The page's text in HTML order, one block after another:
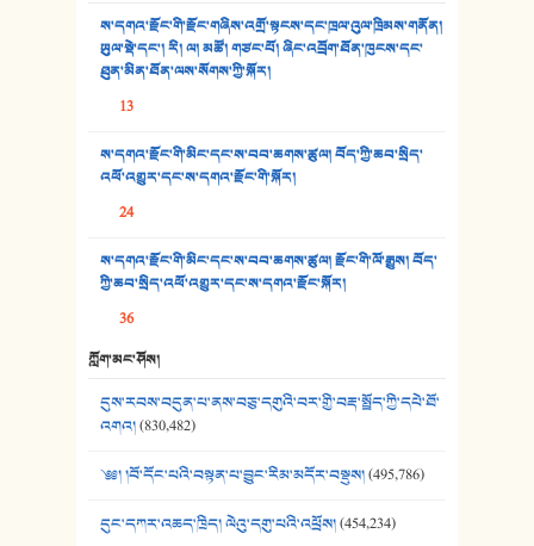
33. འཛོམས་པའི་ལམ།
34. ཉི་མ་སེམས་ལ་ཞོག་དང་། - ཟླ་སྒྲོན།
36. ཟླ་གཞོན་སྙན་དབྱངས། - ཟླ་སྒྲོན།
38. ཡབ་ཡུམ། - ཟླ་སྒྲོན།
ས་དགའ་རྫོང་གི་རྫོང་གཞིས་འགྲོ་སྟངས་དང་ཁྲལ་འུལ་ཁྲིམས་གནོན།
ཡུལ་སྡེ་དང་། རི། ལ། མཚོ། གཙང་པོ། ཞིང་འབྲོག་ཐོན་ཁུངས་དང་
ཐུན་མིན་ཐོན་ལས་སོགས་ཀྱི་སྐོར།
13
ས་དགའ་རྫོང་གི་མིང་དང་ས་བབ་ཆགས་ཚུལ། བོད་ཀྱི་ཆབ་སྲིད་
འཕོ་འགྱུར་དང་ས་དགའ་རྫོང་གི་སྐོར།
24
ས་དགའ་རྫོང་གི་མིང་དང་ས་བབ་ཆགས་ཚུལ། རྫོང་གི་ལོ་རྒྱུས། བོད་
ཀྱི་ཆབ་སྲིད་འཕོ་འགྱུར་དང་ས་དགའ་རྫོང་སྐོར།
36
ཀློག་མང་ཤོས།
དུས་རབས་བདུན་པ་ནས་བཅུ་དགུའི་བར་གྱི་བརྡ་སྤྲོད་ཀྱི་དཔེ་ཐོ་
འགའ།(830,482)
༄༅། །བོ་དོང་པའི་བསྟན་པ་བྱུང་རིམ་མདོར་བསྡུས།(495,786)
དུང་དཀར་འཆད་ཁྲིད། ལེའུ་དགུ་པའི་འཕྲོས།(454,234)